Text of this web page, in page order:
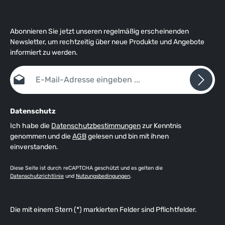
Abonnieren Sie jetzt unseren regelmäßig erscheinenden
Newsletter, um rechtzeitig über neue Produkte und Angebote
informiert zu werden.
E-Mail-Adresse*
Datenschutz
Ich habe die Datenschutzbestimmungenzur Kenntnis
genommen und dieAGBgelesen und bin mit ihnen
einverstanden.
Diese Seite ist durch reCAPTCHA geschützt und es gelten die
Datenschutzrichtlinie und Nutzungsbedingungen.
Die mit einem Stern (*) markierten Felder sind Pflichtfelder.